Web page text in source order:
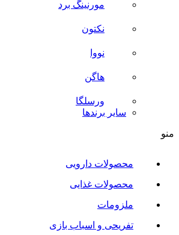
مورنینگ برد
نکتون
نووا
هاگن
ورسلگا
سایر برند‌ها
منو
محصولات دارویی
محصولات غذایی
ملزومات
تفریحی و اسباب بازی